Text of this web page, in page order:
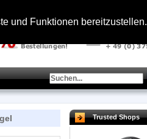
und Funktionen bereitzustellen.
Trusted Shops